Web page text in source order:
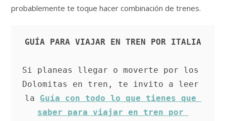
probablemente te toque hacer combinación de trenes.
GUÍA PARA VIAJAR EN TREN POR ITALIA
Si planeas llegar o moverte por los
Dolomitas en tren, te invito a leer
la Guía con todo lo que tienes que
saber para viajar en tren por